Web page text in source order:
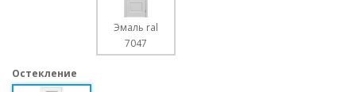
Эмаль ral
7047
Остекление